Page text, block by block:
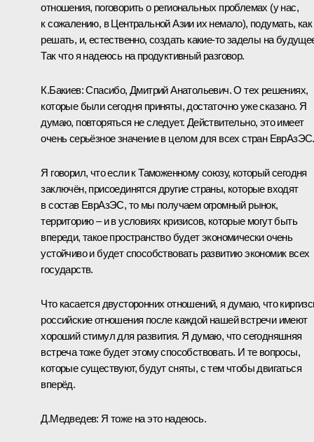
отношения, поговорить о региональных проблемах (у нас,
к сожалению, в Центральной Азии их немало), подумать, как
решать, и, естественно, создать какие‑то заделы на
Так что я надеюсь на продуктивный разговор.
К.Бакиев: Спасибо, Дмитрий Анатольевич. О тех решениях,
которые были сегодня приняты, достаточно уже сказано. Я
думаю, повторяться не следует. Действительно, это имеет
очень серьёзное значение в целом для всех стран ЕврАзЭС.
Я говорил, что если к Таможенному союзу, который сегодня
заключён, присоединятся другие страны, которые входят
в состав ЕврАзЭС, то мы получаем огромный рынок,
территорию – и в условиях кризисов, которые могут быть
впереди, такое пространство будет экономически очень
устойчиво и будет способствовать развитию экономик всех
государств.
Что касается двусторонних отношений, я думаю, что
российские отношения после каждой нашей встречи имеют
хороший стимул для развития. Я думаю, что сегодняшняя
встреча тоже будет этому способствовать. И те вопросы,
которые существуют, будут сняты, с тем чтобы двигаться
вперёд.
Д.Медведев: Я тоже на это надеюсь.